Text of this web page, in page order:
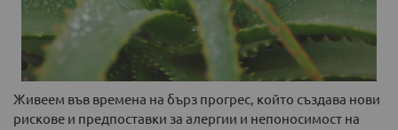
Живеем във времена на бърз прогрес, който създава нови
рискове и предпоставки за алергии и непоносимост на